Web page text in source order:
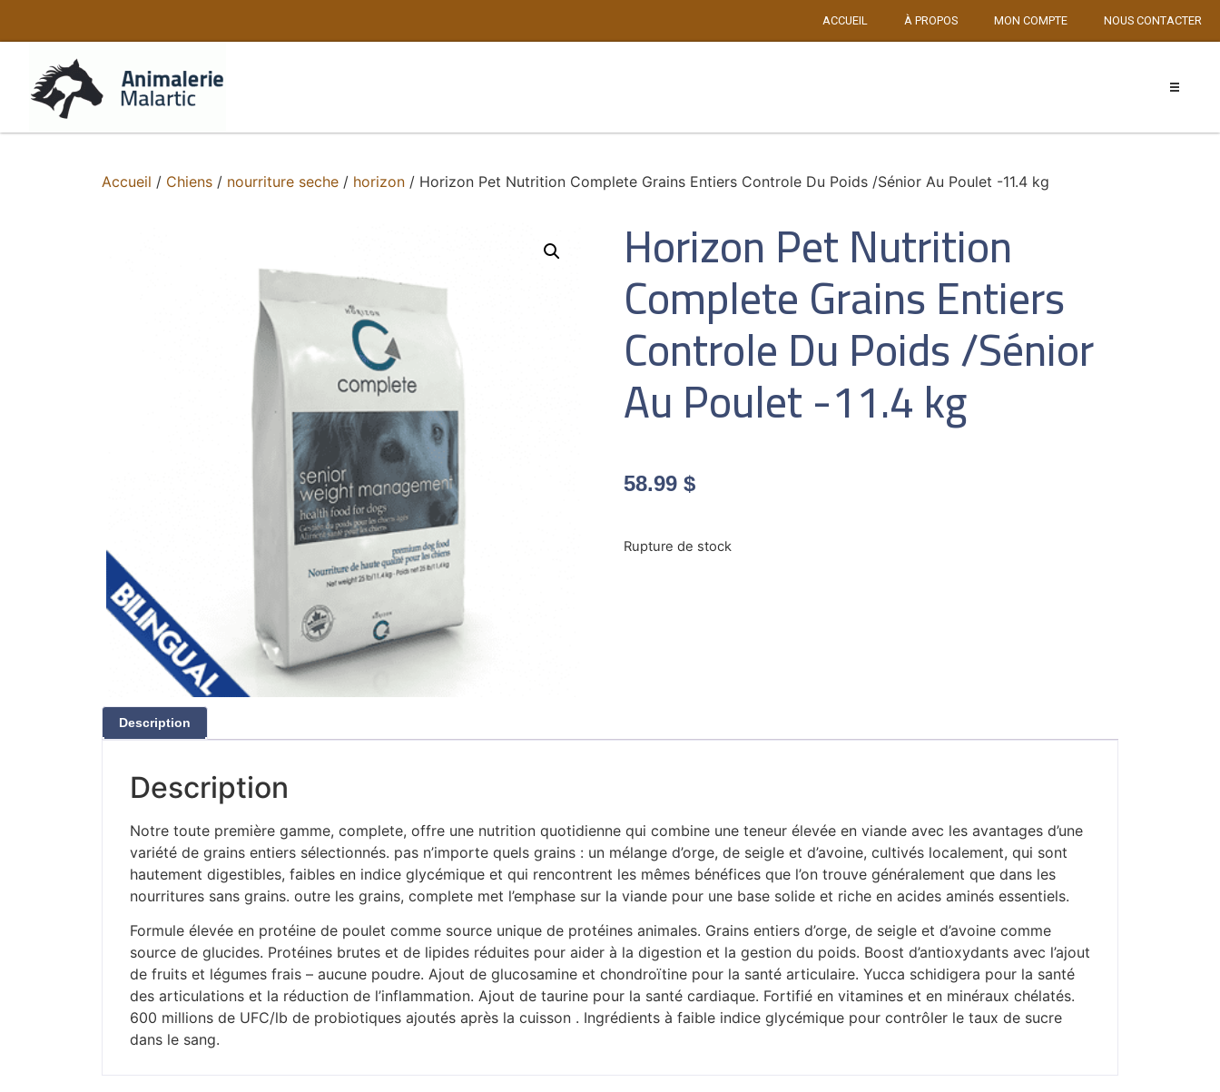
ACCUEIL À PROPOS MON COMPTE NOUS CONTACTER
Accueil / Chiens / nourriture seche / horizon / Horizon Pet Nutrition Complete Grains Entiers Controle Du Poids /Sénior Au Poulet -11.4 kg
Horizon Pet Nutrition
Complete Grains Entiers
Controle Du Poids /Sénior
Au Poulet -11.4 kg
58.99 $
Rupture de stock
Description
Description
Notre toute première gamme, complete, offre une nutrition quotidienne qui combine une teneur élevée en viande avec les avantages d’une
variété de grains entiers sélectionnés. pas n’importe quels grains : un mélange d’orge, de seigle et d’avoine, cultivés localement, qui sont
hautement digestibles, faibles en indice glycémique et qui rencontrent les mêmes bénéfices que l’on trouve généralement que dans les
nourritures sans grains. outre les grains, complete met l’emphase sur la viande pour une base solide et riche en acides aminés essentiels.
Formule élevée en protéine de poulet comme source unique de protéines animales. Grains entiers d’orge, de seigle et d’avoine comme
source de glucides. Protéines brutes et de lipides réduites pour aider à la digestion et la gestion du poids. Boost d’antioxydants avec l’ajout
de fruits et légumes frais – aucune poudre. Ajout de glucosamine et chondroïtine pour la santé articulaire. Yucca schidigera pour la santé
des articulations et la réduction de l’inflammation. Ajout de taurine pour la santé cardiaque. Fortifié en vitamines et en minéraux chélatés.
600 millions de UFC/lb de probiotiques ajoutés après la cuisson . Ingrédients à faible indice glycémique pour contrôler le taux de sucre
dans le sang.